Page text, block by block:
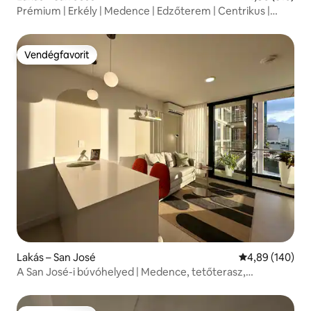
Prémium | Erkély | Medence | Edzőterem | Centrikus |
Vendégfavorit
Vendégfavorit
Lakás – San José Átlagos
4,89 (140)
A San José-i búvóhelyed | Medence, tetőterasz,